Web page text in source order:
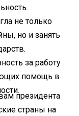
не только
но и занять
за работу
помощь в
президента
страны на